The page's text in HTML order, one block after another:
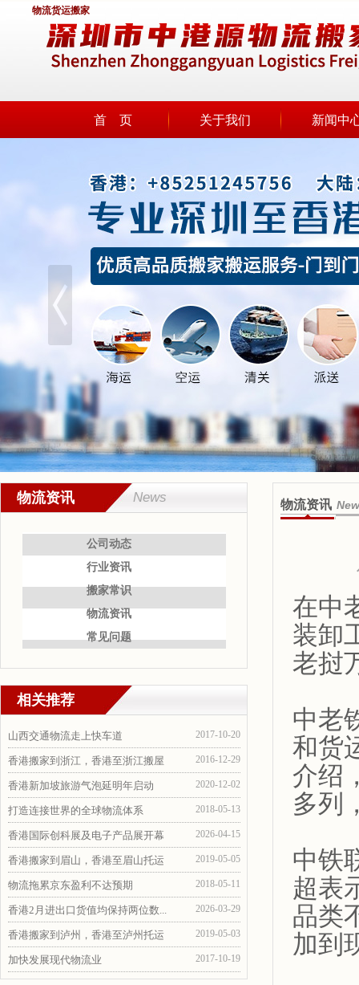
物流货运搬家
首 页 关于我们 新闻中
物流资讯 News
公司动态
行业资讯
搬家常识
物流资讯
常见问题
相关推荐
2017-10-20
山西交通物流走上快车道
2016-12-29
香港搬家到浙江，香港至浙江搬屋
2020-12-02
香港新加坡旅游气泡延明年启动
2018-05-13
打造连接世界的全球物流体系
2026-04-15
香港国际创科展及电子产品展开幕
2019-05-05
香港搬家到眉山，香港至眉山托运
2018-05-11
物流拖累京东盈利不达预期
2026-03-29
香港2月进出口货值均保持两位数...
2019-05-03
香港搬家到泸州，香港至泸州托运
2017-10-19
加快发展现代物流业
物流资讯
在中
装卸
老挝
中老
和货
介绍
多列
中铁
超表
品类
加到